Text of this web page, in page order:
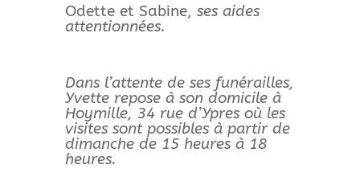
Odette et Sabine, ses aides
attentionnées.
Dans l’attente de ses funérailles,
Yvette repose à son domicile à
Hoymille, 34 rue d’Ypres où les
visites sont possibles à partir de
dimanche de 15 heures à 18
heures.